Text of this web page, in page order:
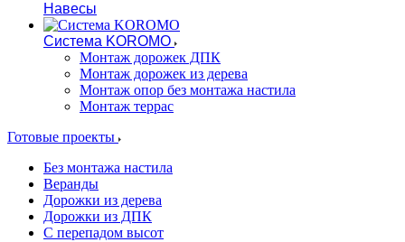
Навесы
Система KOROMO
Монтаж дорожек ДПК
Монтаж дорожек из дерева
Монтаж опор без монтажа настила
Монтаж террас
Готовые проекты
Без монтажа настила
Веранды
Дорожки из дерева
Дорожки из ДПК
С перепадом высот